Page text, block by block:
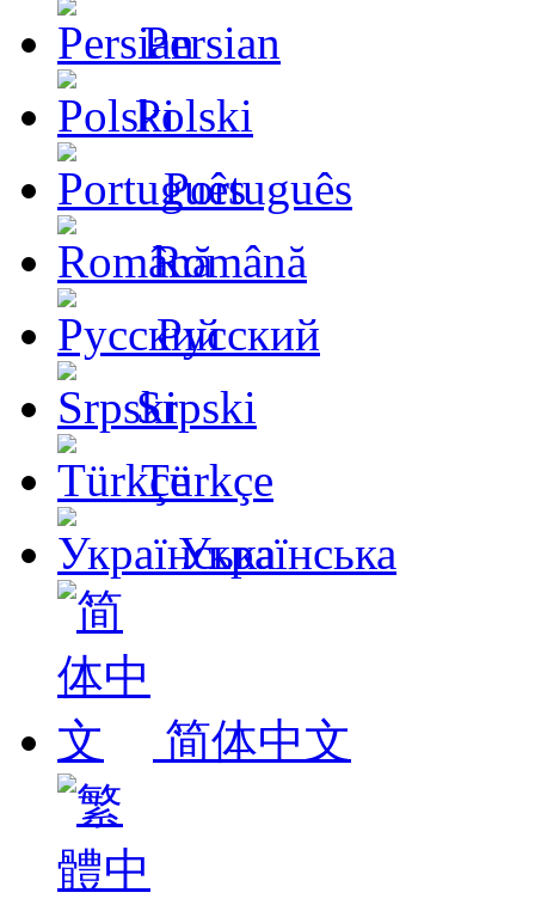
Persian
Polski
Português
Română
Русский
Srpski
Türkçe
Українська
简体中文